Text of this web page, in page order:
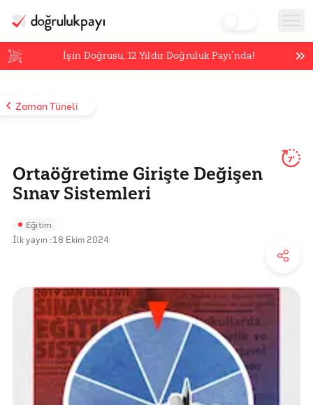
İşin Doğrusu,12 Yıldır Doğruluk Payı’nda!
Zaman Tüneli
Ortaöğretime Girişte Değişen
Sınav Sistemleri
7'
Eğitim
İlk yayın :18 Ekim 2024